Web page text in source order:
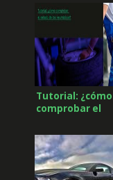
Tutorial: ¿cómo
comprobar el
neumáticos?